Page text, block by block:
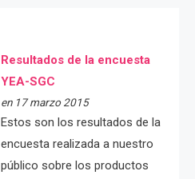
Resultados de la encuesta
YEA-SGC
en 17 marzo 2015
Estos son los resultados de la
encuesta realizada a nuestro
público sobre los productos